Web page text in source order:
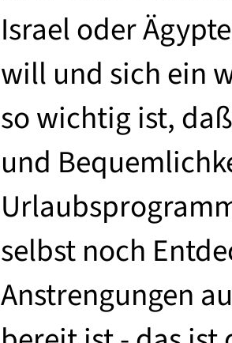
Israel oder
will und sich ein
so wichtig ist,
und
selbst noch
Anstrengungen